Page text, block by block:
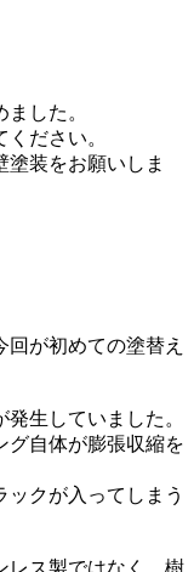
した。
ださい。
装をお願いしま
が初めての塗替え
生していました。
グ自体が膨張収縮を
クが入ってしまう
レス製ではなく、樹